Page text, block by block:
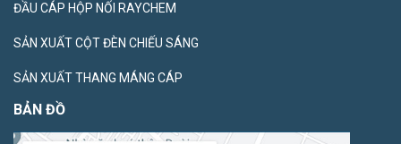
ĐẦU CÁP HỘP NỐI RAYCHEM
SẢN XUẤT CỘT ĐÈN CHIẾU SÁNG
SẢN XUẤT THANG MÁNG CÁP
BẢN ĐỒ